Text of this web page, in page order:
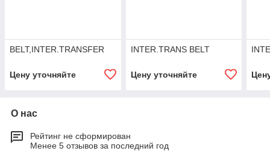
BELT,INTER.TRANSFER
Цену уточняйте
INTER.TRANS BELT
Цену уточняйте
О нас
Рейтинг не сформирован
Менее 5 отзывов за последний год